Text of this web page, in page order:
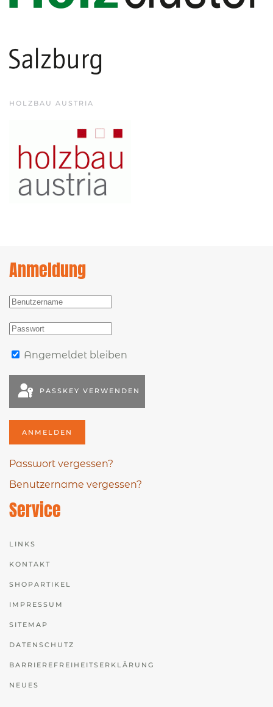
HOLZBAU AUSTRIA
Anmeldung
Angemeldet bleiben
PASSKEY VERWENDEN
ANMELDEN
Passwort vergessen?
Benutzername vergessen?
Service
LINKS
KONTAKT
SHOPARTIKEL
IMPRESSUM
SITEMAP
DATENSCHUTZ
BARRIEREFREIHEITSERKLÄRUNG
NEUES